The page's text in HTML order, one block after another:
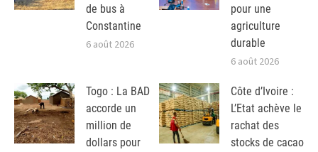
de bus à
Constantine
6 août 2026
pour une
agriculture
durable
6 août 2026
Togo : La BAD
accorde un
million de
dollars pour
Côte d’Ivoire :
L’Etat achève le
rachat des
stocks de cacao